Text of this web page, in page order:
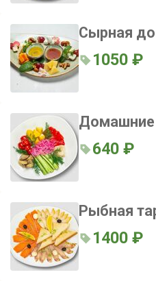
Сырная
1050 ₽
Домашние
640 ₽
Рыбная
1400 ₽